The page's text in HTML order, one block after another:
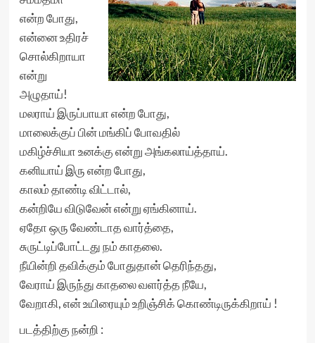
என்ற போது,
என்னை உதிரச்
சொல்கிறாயா
என்று
அழுதாய்!
மலராய் இருப்பாயா என்ற போது,
மாலைக்குப் பின் மங்கிப் போவதில்
மகிழ்ச்சியா உனக்கு என்று அங்கலாய்த்தாய்.
கனியாய் இரு என்ற போது,
காலம் தாண்டி விட்டால்,
கன்றியே விடுவேன் என்று ஏங்கினாய்.
ஏதோ ஒரு வேண்டாத வார்த்தை,
சுருட்டிப்போட்டது நம் காதலை.
நீயின்றி தவிக்கும் போதுதான் தெரிந்தது,
வேராய் இருந்து காதலை வளர்த்த நீயே,
வேறாகி, என் உயிரையும் உறிஞ்சிக் கொண்டிருக்கிறாய் !
படத்திற்கு நன்றி :